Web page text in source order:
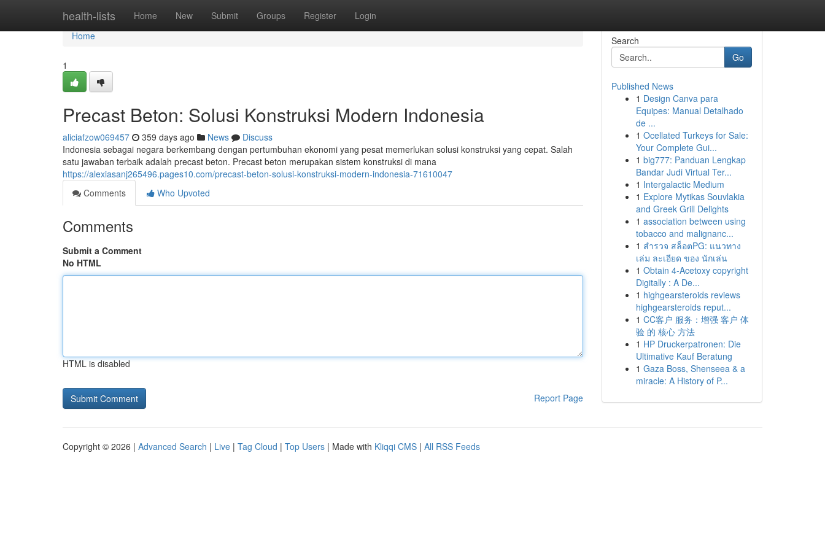
health-lists Home New Submit Groups Register Login
Home
Home
1
Precast Beton: Solusi Konstruksi Modern Indonesia
aliciafzow069457 359 days ago News
Discuss
Indonesia sebagai negara berkembang dengan pertumbuhan ekonomi yang pesat memerlukan solusi konstruksi yang cepat. Salah
satu jawaban terbaik adalah precast beton. Precast beton merupakan sistem konstruksi di mana
https://alexiasanj265496.pages10.com/precast-beton-solusi-konstruksi-modern-indonesia-71610047
Comments
Who Upvoted
Comments
Submit a Comment
No HTML
HTML is disabled
Report Page
Search
Go
Published News
1 Design Canva para
Equipes: Manual Detalhado
de ...
1 Ocellated Turkeys for Sale:
Your Complete Gui...
1 big777: Panduan Lengkap
Bandar Judi Virtual Ter...
1 Intergalactic Medium
1 Explore Mytikas Souvlakia
and Greek Grill Delights
1 association between using
tobacco and malignanc...
1 สำรวจ สล็อตPG: แนวทาง
เล่ม ละเอียด ของ นักเล่น
1 Obtain 4-Acetoxy copyright
Digitally : A De...
1 highgearsteroids reviews
highgearsteroids reput...
1 CC客户 服务：增强 客户 体
验 的 核心 方法
1 HP Druckerpatronen: Die
Ultimative Kauf Beratung
1 Gaza Boss, Shenseea & a
miracle: A History of P...
Copyright © 2026 | Advanced Search | Live | Tag Cloud | Top Users | Made with Kliqqi CMS | All RSS Feeds